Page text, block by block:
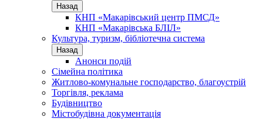
Назад
КНП «Макарівський центр ПМСД»
КНП «Макарівська БЛІЛ»
Культура, туризм, бібліотечна система
Назад
Анонси подій
Сімейна політика
Житлово-комунальне господарство, благоустрій
Торгівля, реклама
Будівництво
Містобудівна документація